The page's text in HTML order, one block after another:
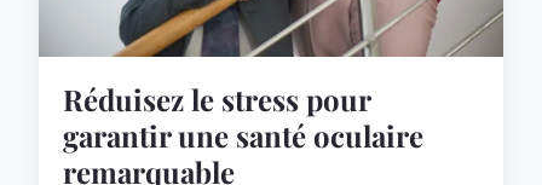
Réduisez le stress pour
garantir une santé oculaire
remarquable